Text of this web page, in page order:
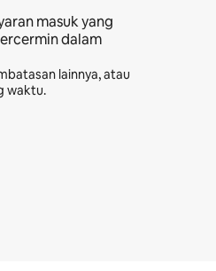
masuk yang
dalam
lainnya, atau
waktu.